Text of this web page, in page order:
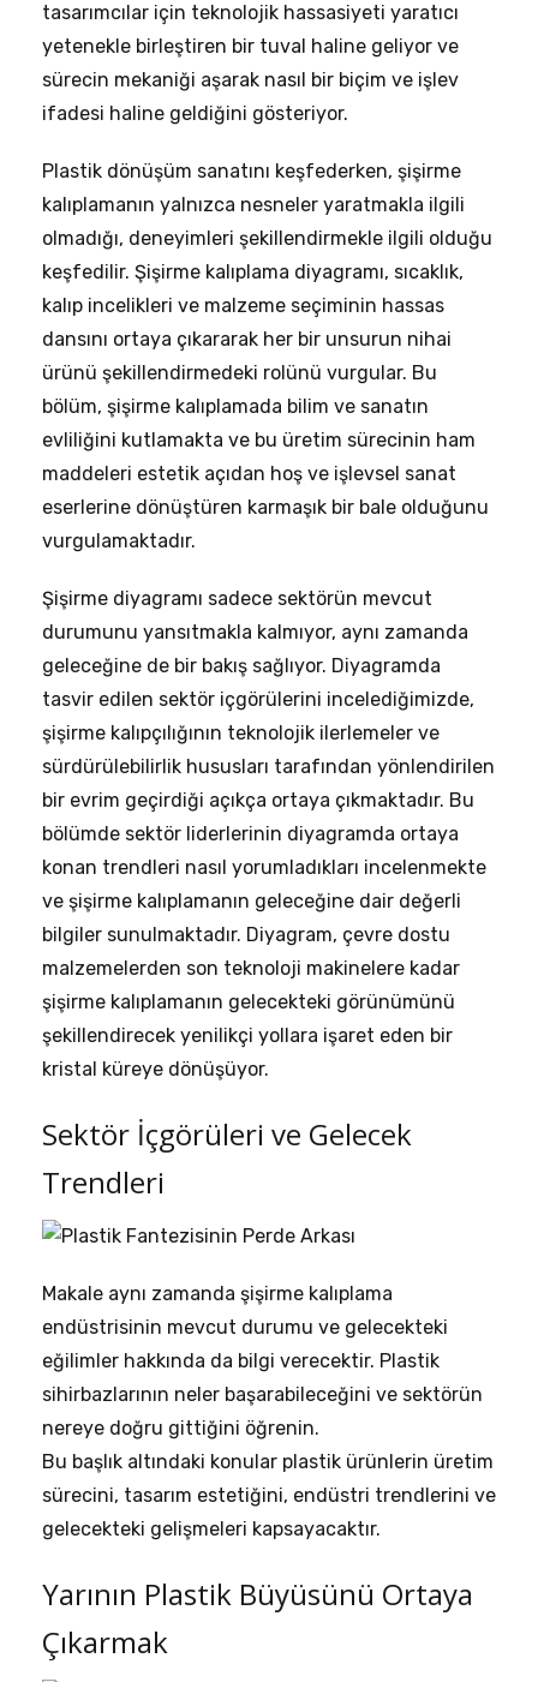
tasarımcılar için teknolojik hassasiyeti yaratıcı
yetenekle birleştiren bir tuval haline geliyor ve
sürecin mekaniği aşarak nasıl bir biçim ve işlev
ifadesi haline geldiğini gösteriyor.
Plastik dönüşüm sanatını keşfederken, şişirme
kalıplamanın yalnızca nesneler yaratmakla ilgili
olmadığı, deneyimleri şekillendirmekle ilgili olduğu
keşfedilir. Şişirme kalıplama diyagramı, sıcaklık,
kalıp incelikleri ve malzeme seçiminin hassas
dansını ortaya çıkararak her bir unsurun nihai
ürünü şekillendirmedeki rolünü vurgular. Bu
bölüm, şişirme kalıplamada bilim ve sanatın
evliliğini kutlamakta ve bu üretim sürecinin ham
maddeleri estetik açıdan hoş ve işlevsel sanat
eserlerine dönüştüren karmaşık bir bale olduğunu
vurgulamaktadır.
Şişirme diyagramı sadece sektörün mevcut
durumunu yansıtmakla kalmıyor, aynı zamanda
geleceğine de bir bakış sağlıyor. Diyagramda
tasvir edilen sektör içgörülerini incelediğimizde,
şişirme kalıpçılığının teknolojik ilerlemeler ve
sürdürülebilirlik hususları tarafından yönlendirilen
bir evrim geçirdiği açıkça ortaya çıkmaktadır. Bu
bölümde sektör liderlerinin diyagramda ortaya
konan trendleri nasıl yorumladıkları incelenmekte
ve şişirme kalıplamanın geleceğine dair değerli
bilgiler sunulmaktadır. Diyagram, çevre dostu
malzemelerden son teknoloji makinelere kadar
şişirme kalıplamanın gelecekteki görünümünü
şekillendirecek yenilikçi yollara işaret eden bir
kristal küreye dönüşüyor.
Sektör İçgörüleri ve Gelecek
Trendleri
Makale aynı zamanda şişirme kalıplama
endüstrisinin mevcut durumu ve gelecekteki
eğilimler hakkında da bilgi verecektir. Plastik
sihirbazlarının neler başarabileceğini ve sektörün
nereye doğru gittiğini öğrenin.
Bu başlık altındaki konular plastik ürünlerin üretim
sürecini, tasarım estetiğini, endüstri trendlerini ve
gelecekteki gelişmeleri kapsayacaktır.
Yarının Plastik Büyüsünü Ortaya
Çıkarmak